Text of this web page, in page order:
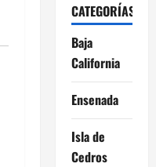
CATEGORÍAS
Baja
California
Ensenada
Isla de
Cedros